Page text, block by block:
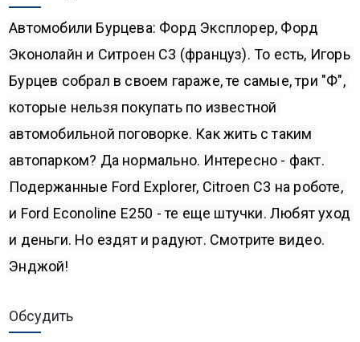
Автомобили Бурцева: Форд Эксплорер, Форд
Эконолайн и Ситроен С3 (француз). То есть, Игорь
Бурцев собрал в своем гараже, те самые, три "Ф",
которые нельзя покупать по известной
автомобильной поговорке. Как жить с таким
автопарком? Да нормально. Интересно - факт.
Подержанные Ford Explorer, Citroen C3 на роботе,
и Ford Econoline E250 - те еще штучки. Любят уход
и деньги. Но ездят и радуют. Смотрите видео.
Энджой!
Обсудить